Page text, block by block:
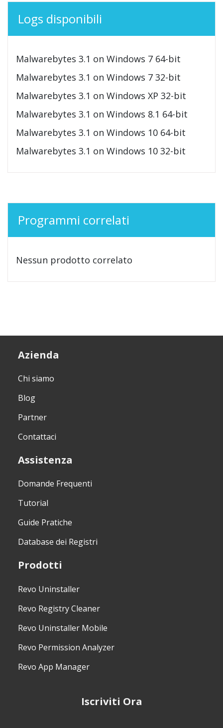
Logs disponibili
Malwarebytes 3.1 on Windows 7 64-bit
Malwarebytes 3.1 on Windows 7 32-bit
Malwarebytes 3.1 on Windows XP 32-bit
Malwarebytes 3.1 on Windows 8.1 64-bit
Malwarebytes 3.1 on Windows 10 64-bit
Malwarebytes 3.1 on Windows 10 32-bit
Programmi correlati
Nessun prodotto correlato
Azienda
Chi siamo
Blog
Partner
Contattaci
Assistenza
Domande Frequenti
Tutorial
Guide Pratiche
Database dei Registri
Prodotti
Revo Uninstaller
Revo Registry Cleaner
Revo Uninstaller Mobile
Revo Permission Analyzer
Revo App Manager
Iscriviti Ora